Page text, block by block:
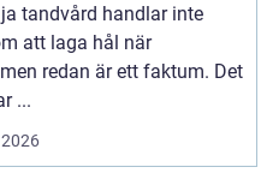
tandvård handlar inte
att laga hål när
redan är ett faktum. Det
...